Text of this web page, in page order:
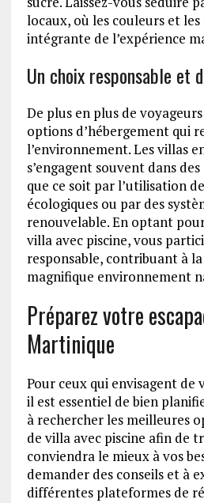
locaux, où les couleurs et
intégrante de l’expérience
Un choix responsable et
De plus en plus de
options d’hébergement qui
l’environnement. Les villas
s’engagent souvent dans
que ce soit par l’utilisation
écologiques ou par des
renouvelable. En optant
villa avec piscine, vous
responsable, contribuant à
magnifique environnement
Préparez votre
Martinique
Pour ceux qui envisagent de
il est essentiel de bien
à rechercher les meilleures
de villa avec piscine afin de
conviendra le mieux à vos
demander des conseils et à
différentes plateformes de